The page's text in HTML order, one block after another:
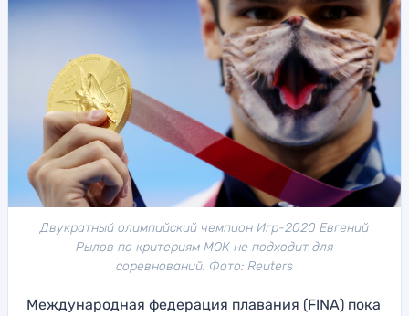
Двукратный олимпийский чемпион Игр-2020 Евгений
Рылов по критериям МОК не подходит для
соревнований. Фото: Reuters
Международная федерация плавания (FINA) пока